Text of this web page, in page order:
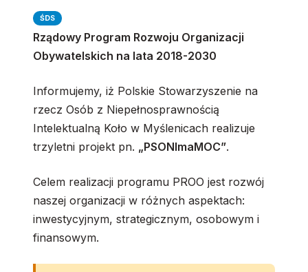
ŚDS
Rządowy Program Rozwoju Organizacji
Obywatelskich na lata 2018-2030
Informujemy, iż Polskie Stowarzyszenie na
rzecz Osób z Niepełnosprawnością
Intelektualną Koło w Myślenicach realizuje
trzyletni projekt pn. „PSONImaMOC”.
Celem realizacji programu PROO jest rozwój
naszej organizacji w różnych aspektach:
inwestycyjnym, strategicznym, osobowym i
finansowym.